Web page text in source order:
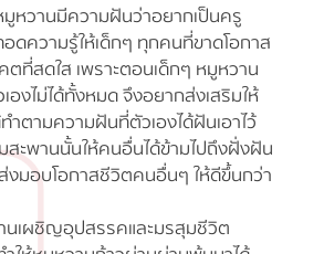
านมีความฝันว่าอยากเป็นครู
ดความรู้ให้เด็กๆ ทุกคนที่ขาดโอกาส
ที่สดใส เพราะตอนเด็กๆ หมูหวาน
งไม่ได้ทั้งหมด จึงอยากส่งเสริมให้
ำตามความฝันที่ตัวเองได้ฝันเอาไว้
สะพานนั้นให้คนอื่นได้ข้ามไปถึงฝั่งฝัน
ส่งมอบโอกาสชีวิตคนอื่นๆ ให้ดีขึ้นกว่า
ผชิญอุปสรรคและมรสุมชีวิต